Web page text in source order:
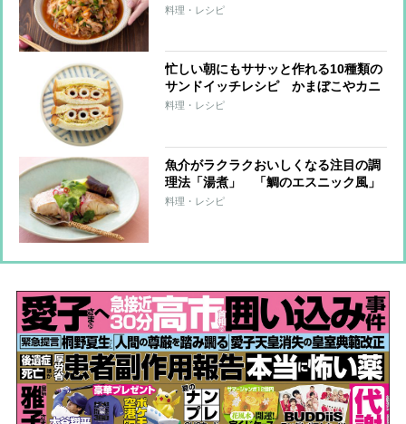
き」【もあいかすみ ラクウマレシピ】
料理・レシピ
忙しい朝にもササッと作れる10種類の
サンドイッチレシピ かまぼこやカニ
カマなど練り物やのりが旨みをプラス
料理・レシピ
魚介がラクラクおいしくなる注目の調
理法「湯煮」 「鯛のエスニック風」
や帆立と青梗菜を組み合わせた本格中
料理・レシピ